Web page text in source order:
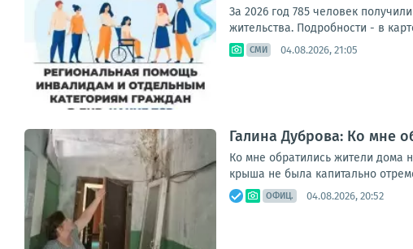
За 2026 год 785 человек
жительства. Подробности - в
СМИ 04.08.2026, 21:05
Галина Дуброва: Ко мне
Ко мне обратились жители дома
крыша не была капитально
ОФИЦ. 04.08.2026, 20:52